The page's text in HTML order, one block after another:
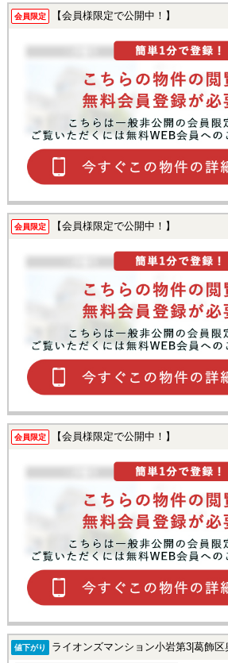
会員限定 【会員様限定で公開中！】
会員限定 【会員様限定で公開中！】
会員限定 【会員様限定で公開中！】
値下がり ライオンズマンション小岩第3|葛飾区奥